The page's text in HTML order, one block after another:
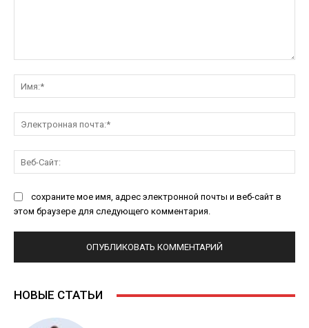
сохраните мое имя, адрес электронной почты и веб-сайт в
этом браузере для следующего комментария.
НОВЫЕ СТАТЬИ